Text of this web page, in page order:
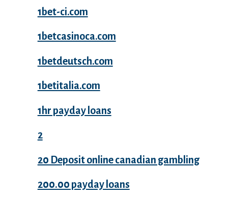
1bet-ci.com
1betcasinoca.com
1betdeutsch.com
1betitalia.com
1hr payday loans
2
20 Deposit online canadian gambling
200.00 payday loans